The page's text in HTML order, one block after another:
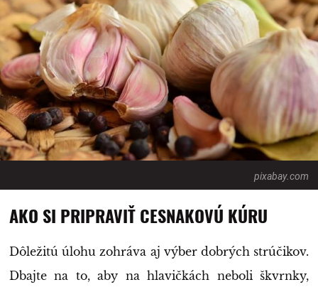
pixabay.com
AKO SI PRIPRAVIŤ CESNAKOVÚ KÚRU
Dôležitú úlohu zohráva aj výber dobrých strúčikov.
Dbajte na to, aby na hlavičkách neboli škvrnky,